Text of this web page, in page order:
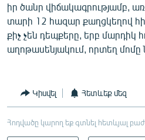
իր ծանր վիճակագրությամբ,
տարի 12 հազար քաղցկեղով
քիչ չեն դեպքերը, երբ մարդիկ
աղոթասենյակում, որտեղ մոմը
Կիսվել Հետևեք մեզ
Հոդվածը կարող եք գտնել հետևյալ